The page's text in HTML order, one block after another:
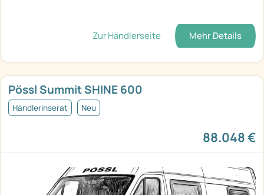
Zur Händlerseite Mehr Details
Pössl Summit SHINE 600
Händlerinserat Neu
88.048 €